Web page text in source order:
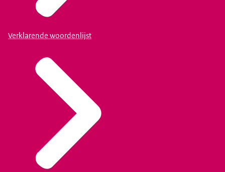
Verklarende woordenlijst